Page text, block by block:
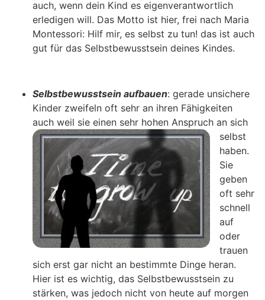
auch, wenn dein Kind es eigenverantwortlich
erledigen will. Das Motto ist hier, frei nach Maria
Montessori: Hilf mir, es selbst zu tun! das ist auch
gut für das Selbstbewusstsein deines Kindes.
Selbstbewusstsein aufbauen: gerade unsichere
Kinder zweifeln oft sehr an ihren Fähigkeiten
auch weil sie einen sehr hohen Anspruch an sich
selbst
haben.
Sie
geben
oft sehr
schnell
auf
oder
trauen
sich erst gar nicht an bestimmte Dinge heran.
Hier ist es wichtig, das Selbstbewusstsein zu
stärken, was jedoch nicht von heute auf morgen